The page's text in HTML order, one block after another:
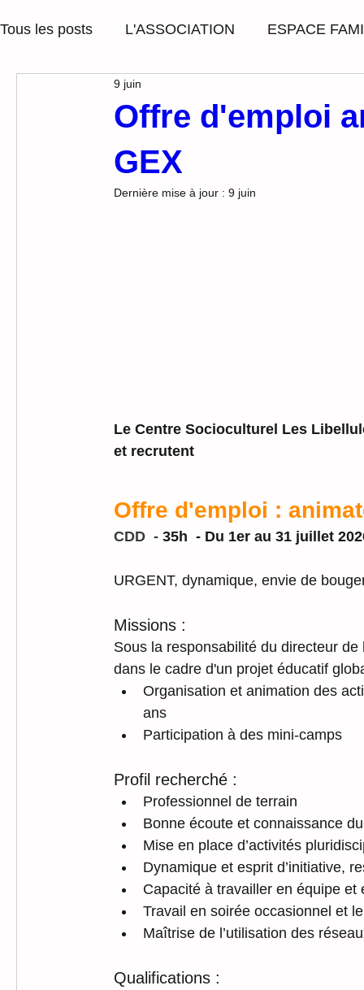
Tous les posts L'ASSOCIATION ESPACE
ACCOMPAGNEMENT SOCIAL
LUDOTHEQUE
Offre d'emploi
GEX
9 juin
Dernière mise à jour : 9 juin
Le Centre Socioculturel Les
et recrutent
Offre d'emploi :
CDD  - 35h  - Du 1er au 31 juillet
URGENT, dynamique, envie de
Missions :
Sous la responsabilité du directeur
dans le cadre d'un projet éducatif
Organisation et animation des
ans
Participation à des mini-camps
Profil recherché :
Professionnel de terrain
Bonne écoute et connaissance
Mise en place d’activités
Dynamique et esprit d’initiative,
Capacité à travailler en équipe et
Travail en soirée occasionnel et
Maîtrise de l’utilisation des
Qualifications :